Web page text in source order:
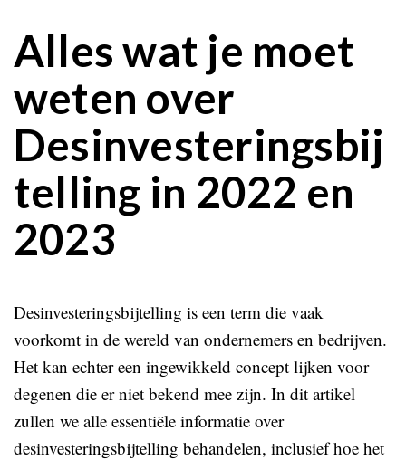
Alles wat je moet
weten over
Desinvesteringsbij
telling in 2022 en
2023
Desinvesteringsbijtelling is een term die vaak
voorkomt in de wereld van ondernemers en bedrijven.
Het kan echter een ingewikkeld concept lijken voor
degenen die er niet bekend mee zijn. In dit artikel
zullen we alle essentiële informatie over
desinvesteringsbijtelling behandelen, inclusief hoe het